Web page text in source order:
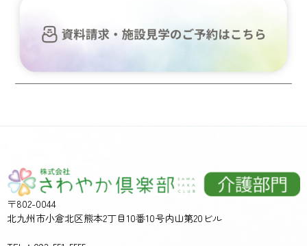
〒802-0044
北九州市小倉北区熊本2丁目10番10号内山第20ビル